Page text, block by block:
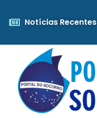
Notícias Recentes